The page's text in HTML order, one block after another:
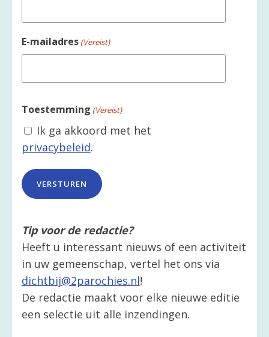
E-mailadres (Vereist)
Toestemming (Vereist)
Ik ga akkoord met het
privacybeleid.
Tip voor de redactie?
Heeft u interessant nieuws of een activiteit
in uw gemeenschap, vertel het ons via
dichtbij@2parochies.nl!
De redactie maakt voor elke nieuwe editie
een selectie uit alle inzendingen.